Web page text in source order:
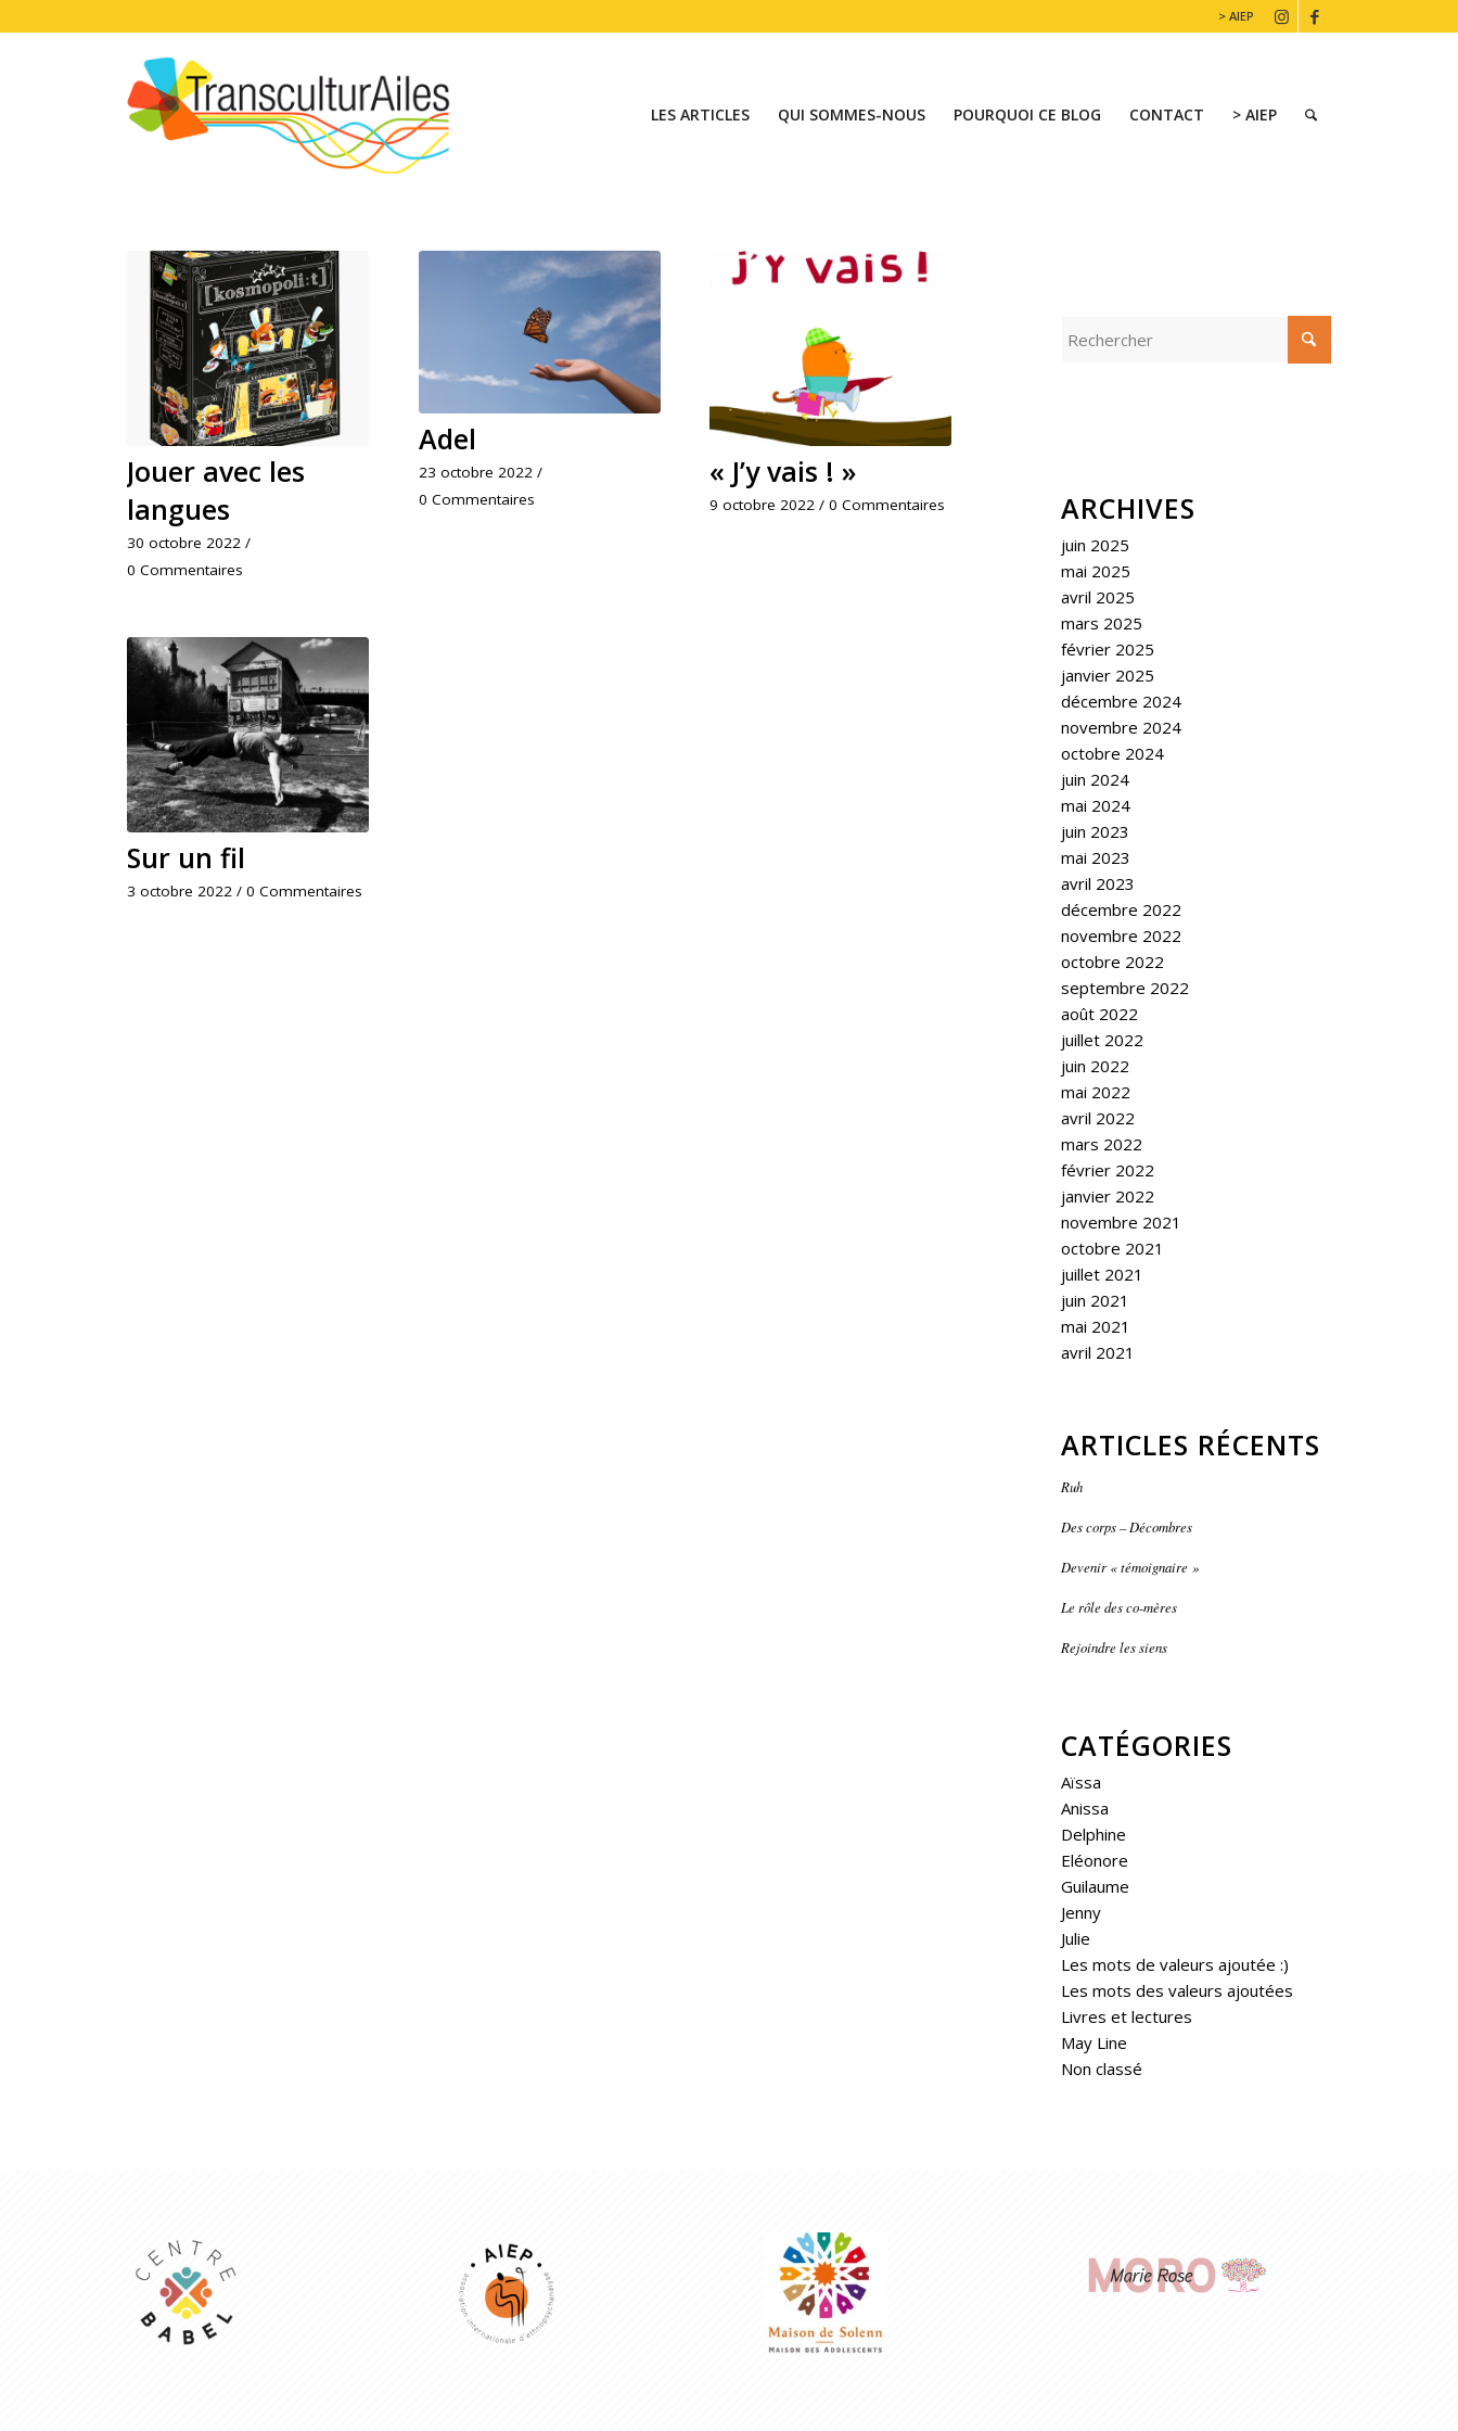
> AIEP
LES ARTICLES QUI SOMMES-NOUS POURQUOI CE BLOG CONTACT > AIEP
Jouer avec les
langues
30 octobre 2022 /
0 Commentaires
Adel
23 octobre 2022 /
0 Commentaires
« J’y vais ! »
9 octobre 2022 / 0 Commentaires
Sur un fil
3 octobre 2022 / 0 Commentaires
ARCHIVES
juin 2025
mai 2025
avril 2025
mars 2025
février 2025
janvier 2025
décembre 2024
novembre 2024
octobre 2024
juin 2024
mai 2024
juin 2023
mai 2023
avril 2023
décembre 2022
novembre 2022
octobre 2022
septembre 2022
août 2022
juillet 2022
juin 2022
mai 2022
avril 2022
mars 2022
février 2022
janvier 2022
novembre 2021
octobre 2021
juillet 2021
juin 2021
mai 2021
avril 2021
ARTICLES RÉCENTS
Ruh
Des corps – Décombres
Devenir « témoignaire »
Le rôle des co-mères
Rejoindre les siens
CATÉGORIES
Aïssa
Anissa
Delphine
Eléonore
Guilaume
Jenny
Julie
Les mots de valeurs ajoutée :)
Les mots des valeurs ajoutées
Livres et lectures
May Line
Non classé